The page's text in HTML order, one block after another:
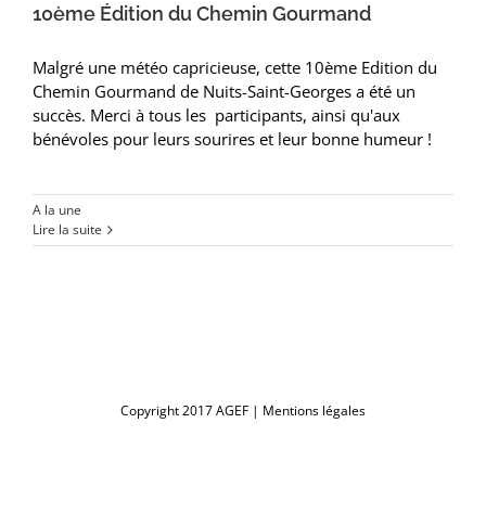
10ème Édition du Chemin Gourmand
Malgré une météo capricieuse, cette 10ème Edition du
Chemin Gourmand de Nuits-Saint-Georges a été un
succès. Merci à tous les participants, ainsi qu'aux
bénévoles pour leurs sourires et leur bonne humeur !
A la une
Lire la suite
Copyright 2017 AGEF | Mentions légales